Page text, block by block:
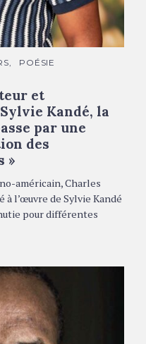
POÉSIE
et
Kandé, la
par une
des
»
américain, Charles
à l’œuvre de Sylvie Kandé
pour différentes